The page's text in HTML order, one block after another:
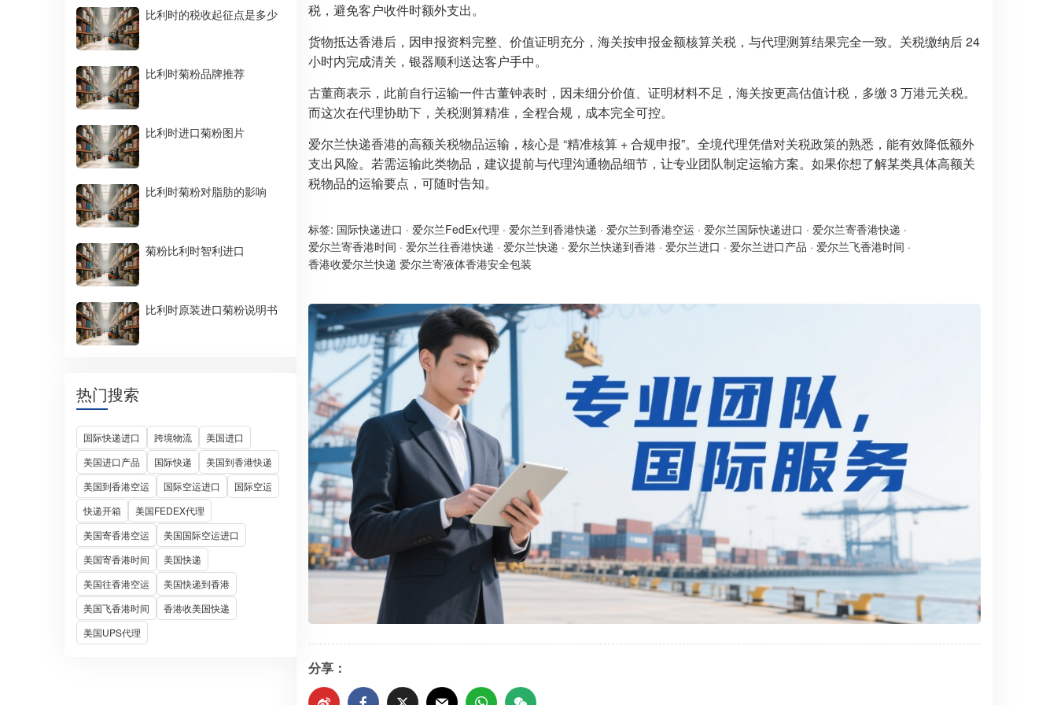
比利时的税收起征点是多少
比利时菊粉品牌推荐
比利时进口菊粉图片
比利时菊粉对脂肪的影响
菊粉比利时智利进口
比利时原装进口菊粉说明书
热门搜索
国际快递进口 跨境物流
美国进口
美国进口产品
国际快递
美国到香港快递
美国到香港空运
国际空运进口
国际空运
快递开箱
美国FEDEX代理
美国寄香港空运
美国国际空运进口
美国寄香港时间
美国快递
美国往香港空运
美国快递到香港
美国飞香港时间
香港收美国快递
美国UPS代理
税，避免客户收件时额外支出。
货物抵达香港后，因申报资料完整、价值证明充分，海关按申报金额核算关税，与代理测算结果完全一致。关税缴纳后 24
小时内完成清关，银器顺利送达客户手中。
古董商表示，此前自行运输一件古董钟表时，因未细分价值、证明材料不足，海关按更高估值计税，多缴 3 万港元关税。
而这次在代理协助下，关税测算精准，全程合规，成本完全可控。
爱尔兰快递香港的高额关税物品运输，核心是 “精准核算 + 合规申报”。全境代理凭借对关税政策的熟悉，能有效降低额外
支出风险。若需运输此类物品，建议提前与代理沟通物品细节，让专业团队制定运输方案。如果你想了解某类具体高额关
税物品的运输要点，可随时告知。
标签: 国际快递进口 · 爱尔兰FedEx代理 · 爱尔兰到香港快递 · 爱尔兰到香港空运 · 爱尔兰国际快递进口 · 爱尔兰寄香港快递 ·
爱尔兰寄香港时间 · 爱尔兰往香港快递 · 爱尔兰快递 · 爱尔兰快递到香港 · 爱尔兰进口 · 爱尔兰进口产品 · 爱尔兰飞香港时间 ·
香港收爱尔兰快递 爱尔兰寄液体香港安全包装​
分享：